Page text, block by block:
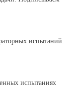
испытаний.
испытаниях